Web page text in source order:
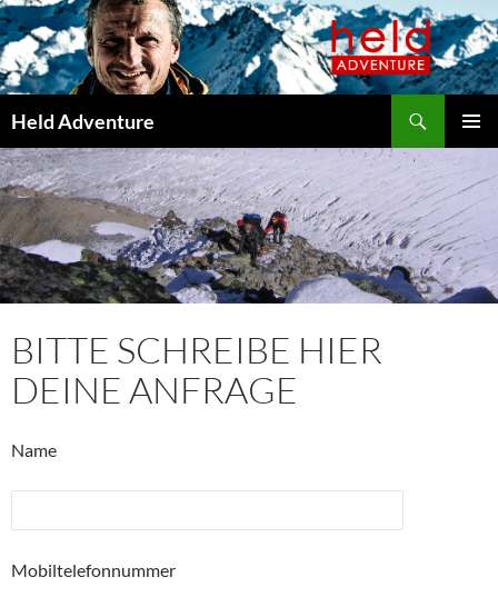
Held Adventure
MENÜ
SPRINGEN
BITTE SCHREIBE HIER
DEINE ANFRAGE
Name
Mobiltelefonnummer